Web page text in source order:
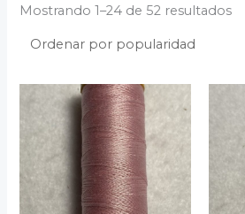
Mostrando 1–24 de 52 resultados